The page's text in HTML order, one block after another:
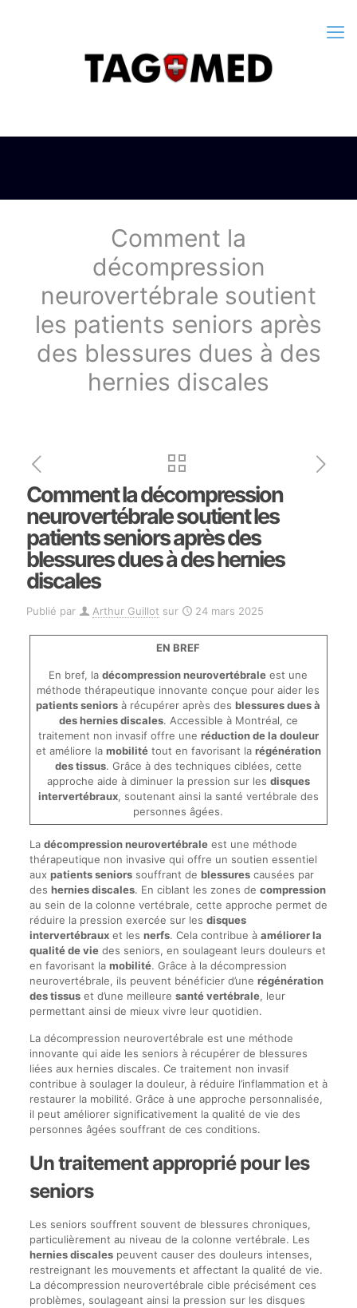
Comment la
décompression
neurovertébrale soutient
les patients seniors après
des blessures dues à des
hernies discales
Comment la décompression
neurovertébrale soutient les
patients seniors après des
blessures dues à des hernies
discales
Publié par Arthur Guillot sur 24 mars 2025
EN BREF
En bref, ladécompression neurovertébrale est une
méthode thérapeutique innovante conçue pour aider les
patients seniors à récupérer après desblessures dues à
des hernies discales. Accessible à Montréal, ce
traitement non invasif offre une réduction de la douleur
et améliore la mobilitétout en favorisant la régénération
des tissus. Grâce à des techniques ciblées, cette
approche aide à diminuer la pression sur les disques
intervertébraux, soutenant ainsi la santé vertébrale des
personnes âgées.
La décompression neurovertébraleest une méthode
thérapeutique non invasive qui offre un soutien essentiel
aux patients seniorssouffrant de blessurescausées par
des hernies discales. En ciblant les zones de compression
au sein de la colonne vertébrale, cette approche permet de
réduire la pression exercée sur les disques
intervertébrauxet les nerfs. Cela contribue à améliorer la
qualité de viedes seniors, en soulageant leurs douleurs et
en favorisant la mobilité. Grâce à la décompression
neurovertébrale, ils peuvent bénéficier d’une régénération
des tissuset d’une meilleure santé vertébrale, leur
permettant ainsi de mieux vivre leur quotidien.
La décompression neurovertébrale est une méthode
innovante qui aide les seniors à récupérer de blessures
liées aux hernies discales. Ce traitement non invasif
contribue à soulager la douleur, à réduire l’inflammation et à
restaurer la mobilité. Grâce à une approche personnalisée,
il peut améliorer significativement la qualité de vie des
personnes âgées souffrant de ces conditions.
Un traitement approprié pour les
seniors
Les seniors souffrent souvent de blessures chroniques,
particulièrement au niveau de la colonne vertébrale. Les
hernies discalespeuvent causer des douleurs intenses,
restreignant les mouvements et affectant la qualité de vie.
La décompression neurovertébrale cible précisément ces
problèmes, soulageant ainsi la pression sur les disques